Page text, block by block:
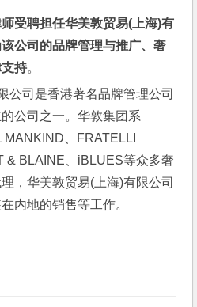
受聘担任华美敦贸易(上海)有
公司的品牌管理与推广、奢
持。
公司是香港著名品牌管理公司
公司之一。华敦集团系
、FRATELLI
& BLAINE、iBLUES等众多奢
，华美敦贸易(上海)有限公司
内地的销售等工作。